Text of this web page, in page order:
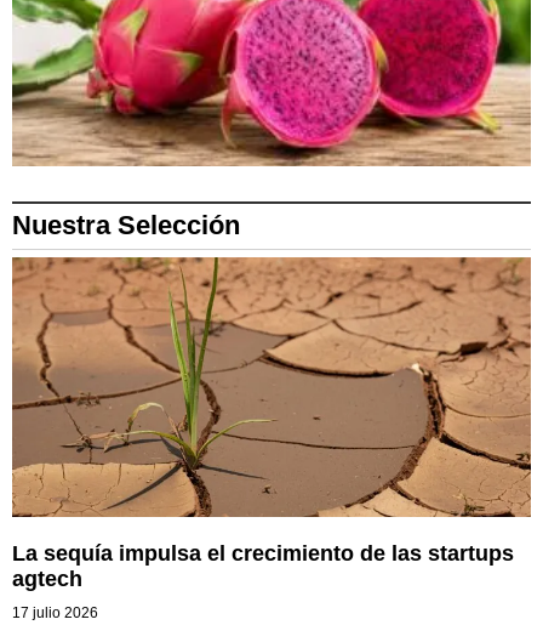
Nuestra Selección
La sequía impulsa el crecimiento de las startups
agtech
17 julio 2026